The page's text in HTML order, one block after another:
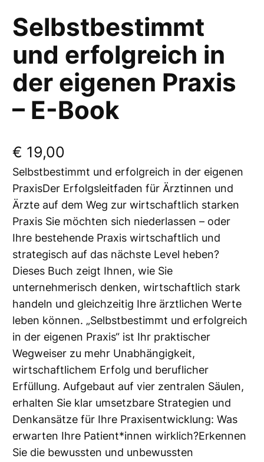
Selbstbestimmt
und erfolgreich in
der eigenen Praxis
– E-Book
€ 19,00
Selbstbestimmt und erfolgreich in der eigenen
PraxisDer Erfolgsleitfaden für Ärztinnen und
Ärzte auf dem Weg zur wirtschaftlich starken
Praxis Sie möchten sich niederlassen – oder
Ihre bestehende Praxis wirtschaftlich und
strategisch auf das nächste Level heben?
Dieses Buch zeigt Ihnen, wie Sie
unternehmerisch denken, wirtschaftlich stark
handeln und gleichzeitig Ihre ärztlichen Werte
leben können. „Selbstbestimmt und erfolgreich
in der eigenen Praxis“ ist Ihr praktischer
Wegweiser zu mehr Unabhängigkeit,
wirtschaftlichem Erfolg und beruflicher
Erfüllung. Aufgebaut auf vier zentralen Säulen,
erhalten Sie klar umsetzbare Strategien und
Denkansätze für Ihre Praxisentwicklung: Was
erwarten Ihre Patient*innen wirklich?Erkennen
Sie die bewussten und unbewussten